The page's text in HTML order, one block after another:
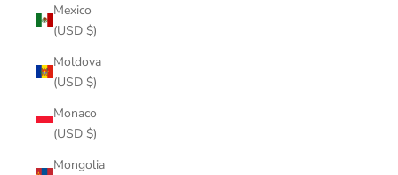
Mexico
(USD $)
Moldova
(USD $)
Monaco
(USD $)
Mongolia